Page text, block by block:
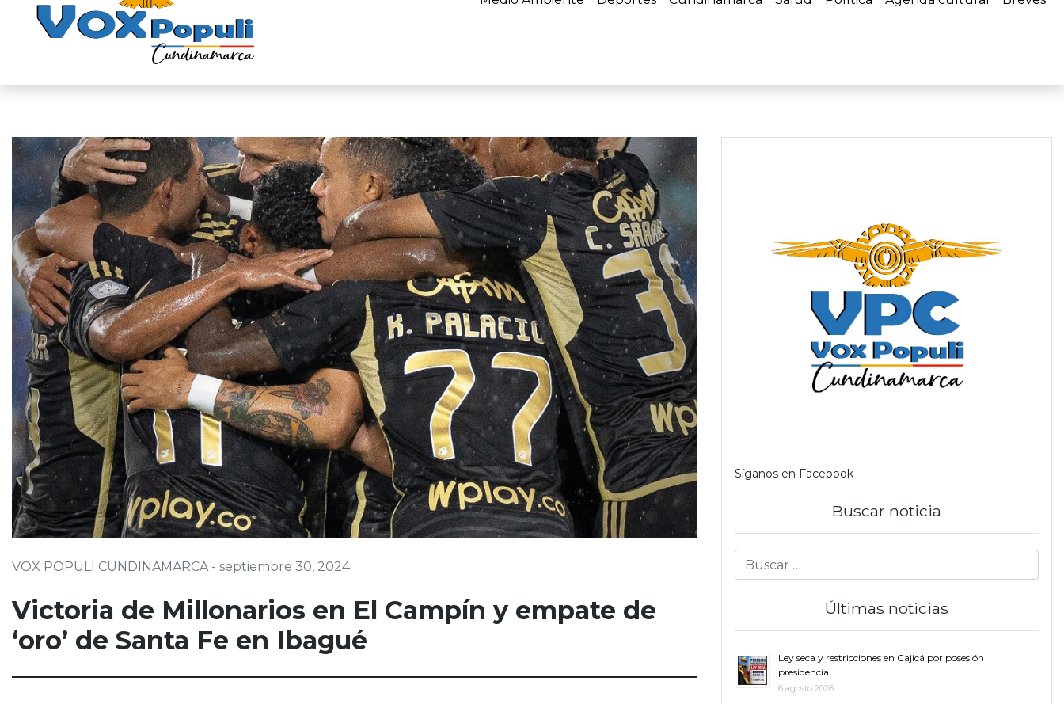
VOX POPULI CUNDINAMARCA - septiembre 30, 2024.
Victoria de Millonarios en El Campín y empate de
‘oro’ de Santa Fe en Ibagué
Síganos en Facebook
Buscar noticia
Últimas noticias
Ley seca y restricciones en Cajicá por posesión
presidencial
6 agosto 2026